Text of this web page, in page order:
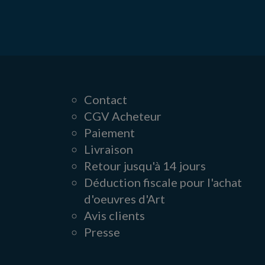
Contact
CGV Acheteur
Paiement
Livraison
Retour jusqu'à 14 jours
Déduction fiscale pour l'achat
d'oeuvres d'Art
Avis clients
Presse